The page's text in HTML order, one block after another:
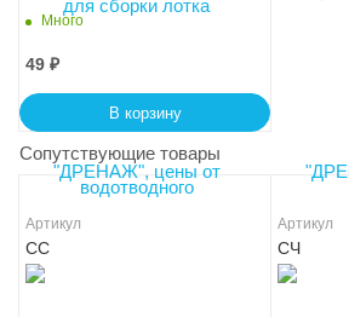
Много
49 ₽
В корзину
Сопутствующие товары
Артикул
СС
Артикул
СЧ